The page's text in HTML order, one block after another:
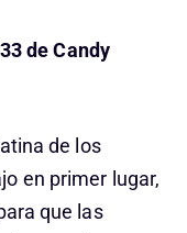
de Candy
de los
en primer lugar,
que las